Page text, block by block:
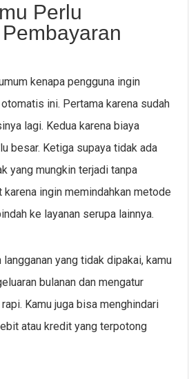
Perlu
kenapa pengguna ingin
ini. Pertama karena sudah
lagi. Kedua karena biaya
besar. Ketiga supaya tidak ada
yang mungkin terjadi tanpa
ingin memindahkan metode
ke layanan serupa lainnya.
yang tidak dipakai, kamu
bulanan dan mengatur
Kamu juga bisa menghindari
atau kredit yang terpotong